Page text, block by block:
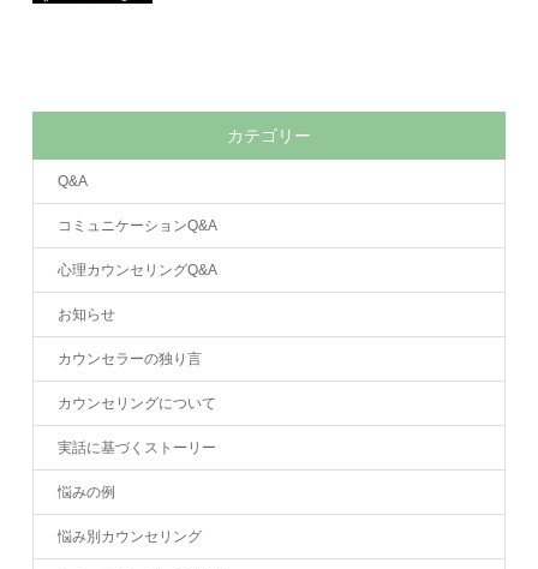
カテゴリー
Q&A
コミュニケーションQ&A
心理カウンセリングQ&A
お知らせ
カウンセラーの独り言
カウンセリングについて
実話に基づくストーリー
悩みの例
悩み別カウンセリング